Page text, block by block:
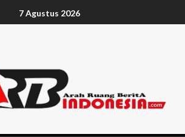
7 Agustus 2026